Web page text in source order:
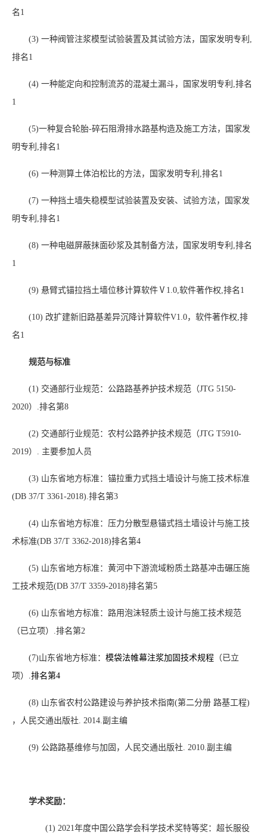
名 1
(3) 一种阀管注浆模型试验装置及其试验方法，国家发明专利
排名 1
(4) 一种能定向和控制流苏的混凝土漏斗，国家发明专利 排名
1
(5)一种复合轮胎-碎石阻滑排水路基构造及施工方法，国家发
明专利 排名 1
(6) 一种测算土体泊松比的方法，国家发明专利 排名 1
(7) 一种挡土墙失稳模型试验装置及安装、试验方法，国家发
明专利 排名 1
(8) 一种电磁屏蔽抹面砂浆及其制备方法，国家发明专利 排名
1
(9) 悬臂式锚拉挡土墙位移计算软件Ⅴ 1.0, 软件著作权 排名 1
(10) 改扩建新旧路基差异沉降计算软件V1.0，软件著作权 排
名 1
规范与标准
(1) 交通部行业规范：公路路基养护技术规范（JTG 5150-
2020） 排名第8
(2) 交通部行业规范：农村公路养护技术规范（JTG T5910-
2019） 主要参加人员
(3) 山东省地方标准：锚拉重力式挡土墙设计与施工技术标准
(DB 37/T 3361-2018). 排名第3
(4) 山东省地方标准：压力分散型悬锚式挡土墙设计与施工技
术标准(DB 37/T 3362-2018)排名第4
(5) 山东省地方标准：黄河中下游流域粉质土路基冲击碾压施
工技术规范(DB 37/T 3359-2018)排名第5
(6) 山东省地方标准：路用泡沫轻质土设计与施工技术规范
（已立项）
排名第2
(7)山东省地方标准： 模袋法帷幕注浆加固技术规程 （已立
项）
排名第4
(8) 山东省农村公路建设与养护技术指南(第二分册 路基工程)
，人民交通出版社 . 2014. 副主编
(9) 公路路基维修与加固，人民交通出版社 . 2010. 副主编
学术奖励：
(1) 2021 年度中国公路学会科学技术奖特等奖：超长服役